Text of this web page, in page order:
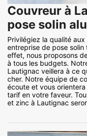
Couvreur à
pose solin
Privilégiez la qualité
entreprise de pose solin
effet, nous proposons
à tous les budgets.
Lautignac veillera à ce
cher. Notre équipe de
écoute et vous
tarif en votre faveur.
et zinc à Lautignac